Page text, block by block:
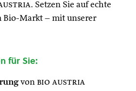
. Setzen Sie auf echte
Bio-Markt – mit unserer
für Sie:
von bio austria